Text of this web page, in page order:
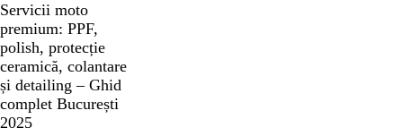
Servicii moto
premium: PPF,
polish, protecție
ceramică, colantare
și detailing – Ghid
complet București
2025